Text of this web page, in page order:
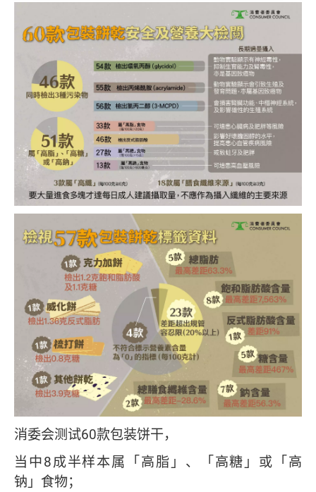
消委会测试60款包装饼干，
当中8成半样本属「高脂」、「高糖」或「高
钠」食物；